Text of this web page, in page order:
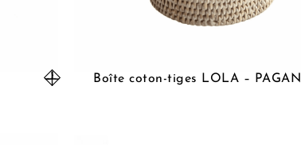
Boîte coton-tiges LOLA – PAGAN